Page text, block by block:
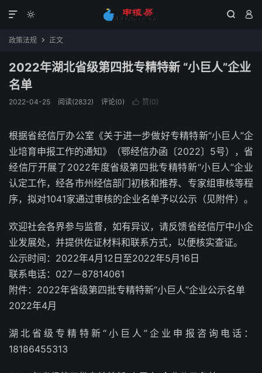
  

政策法规  正文
2022年湖北省级第四批专精特新 “小巨人”企业
名单
2022-04-25 阅读(2832) 评论(0)  赞(0)
根据省经信厅办公室《关于进一步做好专精特新“小巨人”企
业培育申报工作的通知》（鄂经信办函〔2022〕5号），省
经信厅开展了2022年度省级第四批专精特新“小巨人”企业
认定工作，经各市州经信部门初核和推荐、专家组审核等程
序，拟对1041家通过审核的企业名单予以公示（见附件）。
欢迎社会各界参与监督，如有异议，请反馈省经信厅中小企
业发展处，并提供佐证材料和联系方式，以便核实查证。
公示时间：2022年4月12日至2022年5月16日
联系电话：027－87814061
附件：2022年省级第四批专精特新“小巨人”企业公示名单
2022年4月
湖北省级专精特新“小巨人”企业申报咨询电话：
18186455313